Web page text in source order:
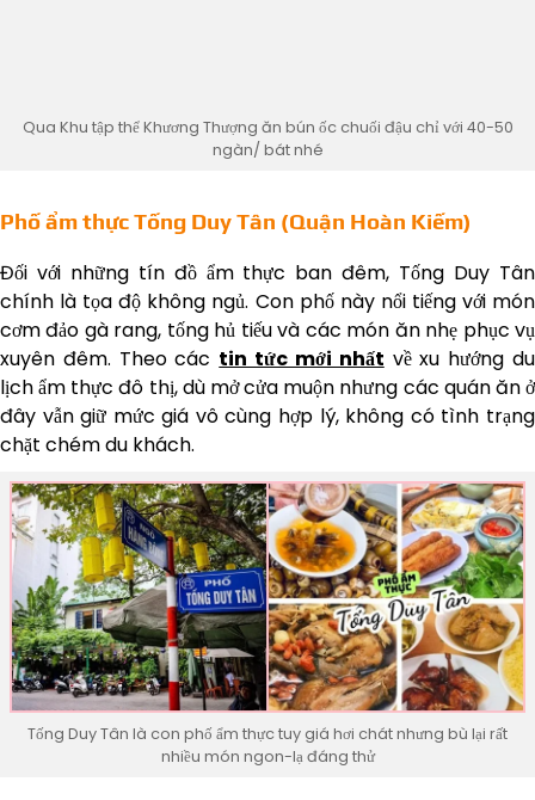
Qua Khu tập thể Khương Thượng ăn bún ốc chuối đậu chỉ với 40-50
ngàn/ bát nhé
Phố ẩm thực Tống Duy Tân (Quận Hoàn Kiếm)
Đối với những tín đồ ẩm thực ban đêm, Tống Duy Tân
chính là tọa độ không ngủ. Con phố này nổi tiếng với món
cơm đảo gà rang, tống hủ tiếu và các món ăn nhẹ phục vụ
xuyên đêm. Theo các tin tức mới nhất về xu hướng du
lịch ẩm thực đô thị, dù mở cửa muộn nhưng các quán ăn ở
đây vẫn giữ mức giá vô cùng hợp lý, không có tình trạng
chặt chém du khách.
Tống Duy Tân là con phố ẩm thực tuy giá hơi chát nhưng bù lại rất
nhiều món ngon-lạ đáng thử